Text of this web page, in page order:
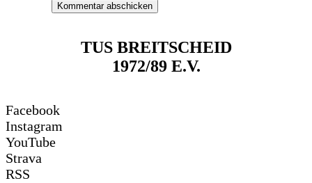
Kommentar abschicken
TUS BREITSCHEID
1972/89 E.V.
Facebook
Instagram
YouTube
Strava
RSS